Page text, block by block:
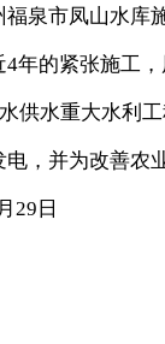
泉市凤山水库
年的紧张施工
供水重大水利
，并为改善农
29日